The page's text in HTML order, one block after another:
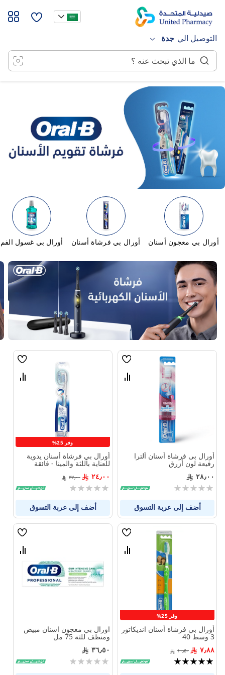
المحتوى
التوصيل الي جدة
أورال بي معجون أسنان أورال بي فرشاة أسنان أورال بي غسول الفم
قائمة
قارن
أورال بى فرشاة أسنان ألترا
رفيعة لون أزرق
٢٨٫٠٠
Rating:
أضف إلى عربة التسوق
وفر 25%
قائمة
قارن
أورال بي فرشاة أسنان يدوية
للعناية باللثة والمينا - فائقة
٢٤٫٠٠ ٣٢٫٠٠
Rating:
أضف إلى عربة التسوق
وفر 25%
قائمة
قارن
المنتجات
أورال بي فرشاة أسنان انديكاتور
3 وسط 40
٧٫٨٨
١٠٫٥٠
تقييم:
قائمة
قارن
اورال بي معجون اسنان مبيض
ومنظف للثة 75 مل ‎
٣٦٫٥٠
Rating: